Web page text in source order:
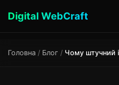
Digital WebCraft
Головна / Блог /